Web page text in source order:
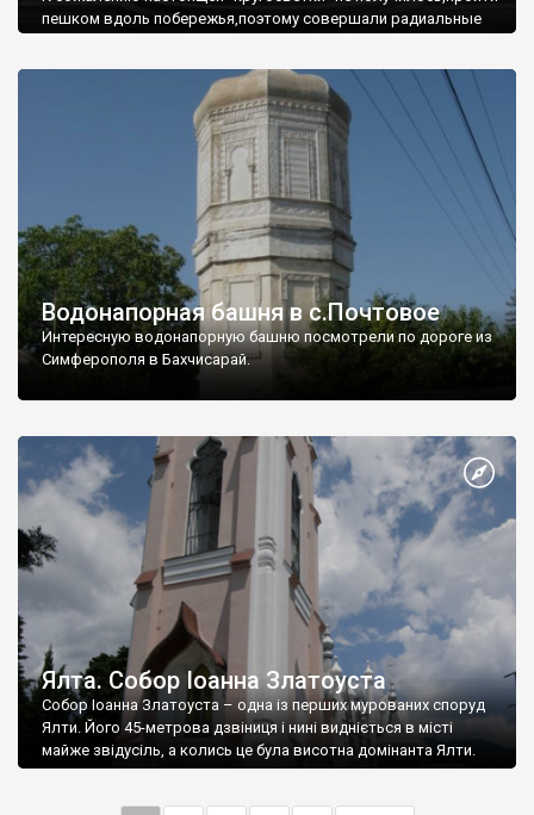
пешком вдоль побережья,поэтому совершали радиальные
Водонапорная башня в с.Почтовое
Интересную водонапорную башню посмотрели по дороге из
Симферополя в Бахчисарай.
Ялта. Собор Іоанна Златоуста
Собор Іоанна Златоуста – одна із перших мурованих споруд
Ялти. Його 45-метрова дзвіниця і нині видніється в місті
майже звідусіль, а колись це була висотна домінанта Ялти.